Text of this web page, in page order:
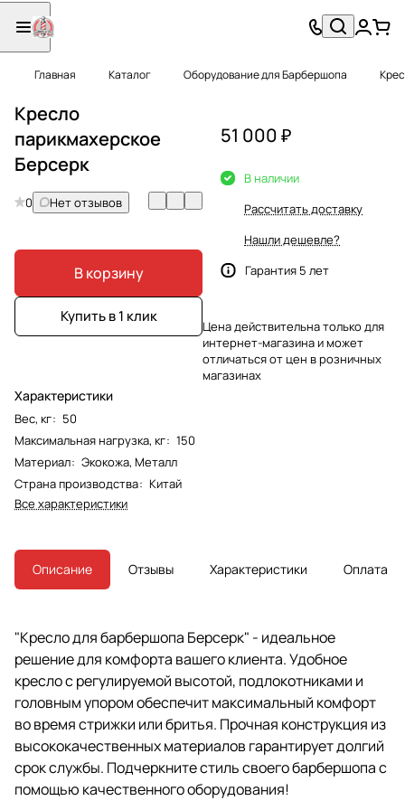
Главная Каталог Оборудование для Барбершопа
Кресло
парикмахерское
Берсерк
0 Нет отзывов
В корзину
Купить в 1 клик
Характеристики
Вес, кг: 50
Максимальная нагрузка, кг: 150
Материал: Экокожа, Металл
Страна производства: Китай
Все характеристики
51 000 ₽
В наличии
Рассчитать доставку
Нашли дешевле?
Гарантия 5 лет
Цена действительна только для
интернет-магазина и может
отличаться от цен в розничных
магазинах
Описание Отзывы Характеристики Оплата
"Кресло для барбершопа Берсерк" - идеальное
решение для комфорта вашего клиента. Удобное
кресло с регулируемой высотой, подлокотниками и
головным упором обеспечит максимальный комфорт
во время стрижки или бритья. Прочная конструкция из
высококачественных материалов гарантирует долгий
срок службы. Подчеркните стиль своего барбершопа с
помощью качественного оборудования!